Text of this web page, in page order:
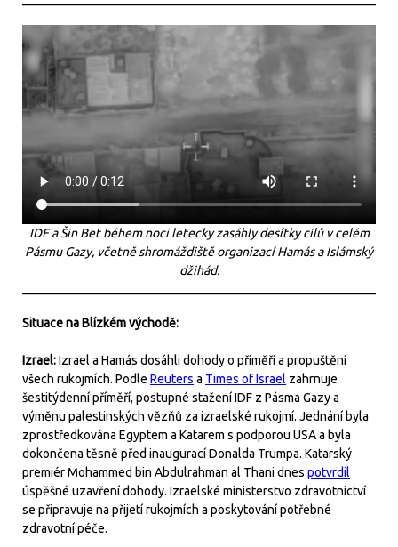
IDF a Šin Bet během noci letecky zasáhly desítky cílů v celém
Pásmu Gazy, včetně shromáždiště organizací Hamás a Islámský
džihád.
Situace na Blízkém východě:
Izrael:Izrael a Hamás dosáhli dohody o příměří a propuštění
všech rukojmích. Podle Reuters a Times of Israel zahrnuje
šestitýdenní příměří, postupné stažení IDF z Pásma Gazy a
výměnu palestinských vězňů za izraelské rukojmí. Jednání byla
zprostředkována Egyptem a Katarem s podporou USA a byla
dokončena těsně před inaugurací Donalda Trumpa. Katarský
premiér Mohammed bin Abdulrahman al Thani dnes potvrdil
úspěšné uzavření dohody. Izraelské ministerstvo zdravotnictví
se připravuje na přijetí rukojmích a poskytování potřebné
zdravotní péče.